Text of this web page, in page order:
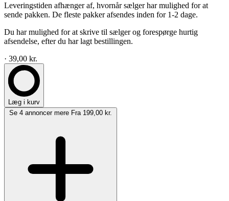
Leveringstiden afhænger af, hvornår sælger har mulighed for at
sende pakken. De fleste pakker afsendes inden for 1-2 dage.
Du har mulighed for at skrive til sælger og forespørge hurtig
afsendelse, efter du har lagt bestillingen.
· 39,00 kr.
Læg i kurv
Se 4 annoncer mere Fra 199,00 kr.